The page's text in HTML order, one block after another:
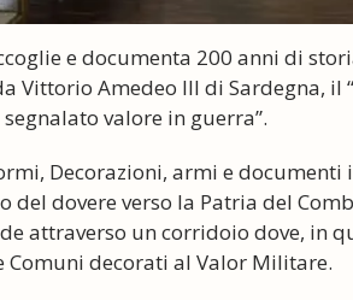
e documenta 200 anni di
Vittorio Amedeo III di Sardegna, il
valore in guerra”.
Decorazioni, armi e
del dovere verso la Patria del
attraverso un corridoio dove, in
decorati al Valor Militare.